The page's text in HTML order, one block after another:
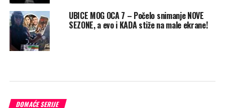
UBICE MOG OCA 7 – Počelo snimanje NOVE
SEZONE, a evo i KADA stiže na male ekrane!
DOMAĆE SERIJE